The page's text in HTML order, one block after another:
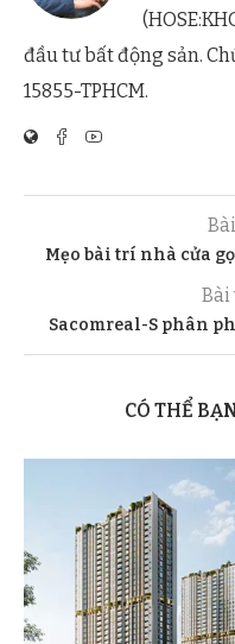
đầu tư bất động sản.
15855-TPHCM.
Mẹo bài trí nhà cửa
Bài
Sacomreal-S phân
CÓ THỂ